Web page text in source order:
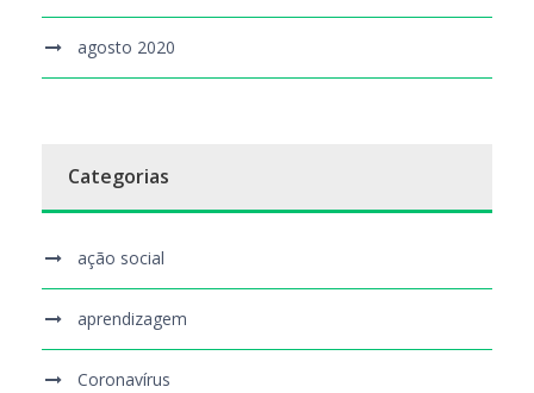
agosto 2020
Categorias
ação social
aprendizagem
Coronavírus